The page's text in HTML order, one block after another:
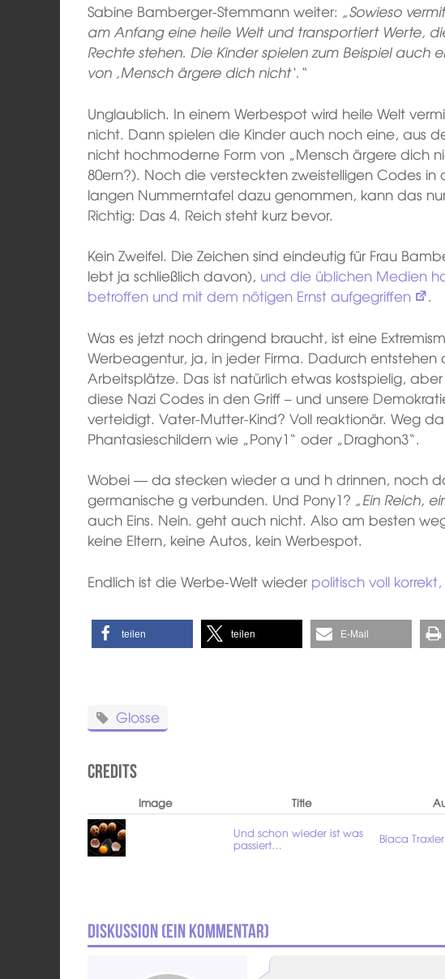
Sabine Bamberger-Stemmann weiter: „Sowieso
am Anfang eine heile Welt und transportiert Werte,
Rechte stehen. Die Kinder spielen zum Beispiel auch
von ‚Mensch ärgere dich nicht‘.“
Unglaublich. In einem Werbespot wird heile Welt
nicht. Dann spielen die Kinder auch noch eine, aus
nicht hochmoderne Form von „Mensch ärgere dich
80ern?). Noch die versteckten zweistelligen Codes
langen Nummerntafel dazu genommen, kann das
Richtig: Das 4. Reich steht kurz bevor.
Kein Zweifel. Die Zeichen sind eindeutig für Frau
lebt ja schließlich davon), und die üblichen Medien
betroffen und mit dem nötigen Ernst aufgegriffen
.
Was es jetzt noch dringend braucht, ist eine
Werbeagentur, ja, in jeder Firma. Dadurch entstehen
Arbeitsplätze. Das ist natürlich etwas kostspielig,
diese Nazi Codes in den Griff – und unsere
verteidigt. Vater-Mutter-Kind? Voll reaktionär. Weg
Phantasieschildern wie „Pony1“ oder „Draghon3“.
Wobei — da stecken wieder a und h drinnen, noch
germanische g verbunden. Und Pony1? „Ein Reich,
auch Eins. Nein. geht auch nicht. Also am besten
keine Eltern, keine Autos, kein Werbespot.
Endlich ist die Werbe-Welt wieder politisch voll
teilen teilen E-Mail
Glosse
Credits
Image Title
Und schon wieder ist was
passiert… Biaca Traxler
Diskussion (EinKommentar)